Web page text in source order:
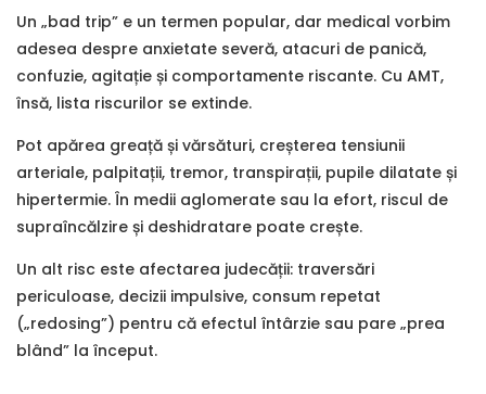
Un „bad trip” e un termen popular, dar medical vorbim
adesea despre anxietate severă, atacuri de panică,
confuzie, agitație și comportamente riscante. Cu AMT,
însă, lista riscurilor se extinde.
Pot apărea greață și vărsături, creșterea tensiunii
arteriale, palpitații, tremor, transpirații, pupile dilatate și
hipertermie. În medii aglomerate sau la efort, riscul de
supraîncălzire și deshidratare poate crește.
Un alt risc este afectarea judecății: traversări
periculoase, decizii impulsive, consum repetat
(„redosing”) pentru că efectul întârzie sau pare „prea
blând” la început.